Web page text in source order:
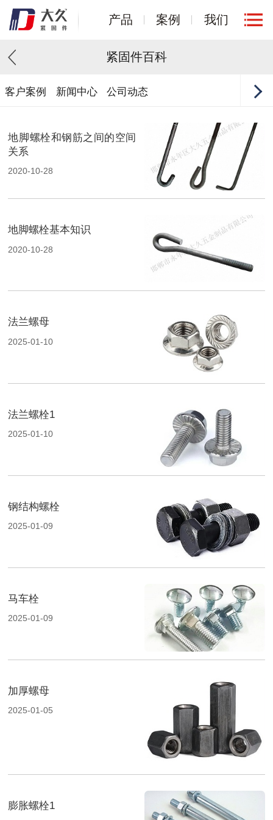
产品 案例 我们
紧固件百科
客户案例 新闻中心 公司动态
地脚螺栓和钢筋之间的空间
关系
2020-10-28
地脚螺栓基本知识
2020-10-28
法兰螺母
2025-01-10
法兰螺栓1
2025-01-10
钢结构螺栓
2025-01-09
马车栓
2025-01-09
加厚螺母
2025-01-05
膨胀螺栓1